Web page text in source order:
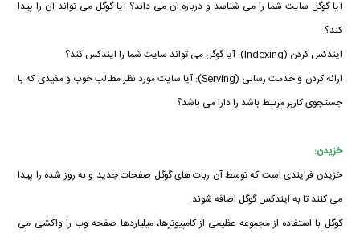
آیا گوگل سایت شما را می شناسد و درباره آن می داند؟ آیا گوگل می تواند آن را پیدا
کند؟
ایندکس کردن (Indexing): آیا گوگل می تواند سایت شما را ایندکس کند؟
ارائه کردن و خدمت رسانی (Serving): آیا سایت مورد نظر مطالب خوب و مفیدی که با
جستجوی کاربر مرتبط باشد را دارا می باشد؟
خزیدن:
خزیدن فرایندی است که توسط آن ربات های گوگل صفحات جدید و به روز شده را پیدا
می کنند تا به ایندکس گوگل اضافه شوند.
گوگل با استفاده از مجموعه عظیمی از کامپیوترها، میلیاردها صفحه وب را واکشی می